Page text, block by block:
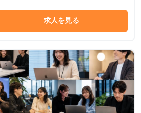
求人を見る